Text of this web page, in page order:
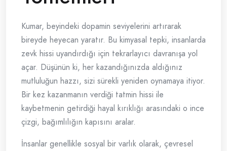
Kumar, beyindeki dopamin seviyelerini artırarak
bireyde heyecan yaratır. Bu kimyasal tepki, insanlarda
zevk hissi uyandırdığı için tekrarlayıcı davranışa yol
açar. Düşünün ki, her kazandığınızda aldığınız
mutluluğun hazzı, sizi sürekli yeniden oynamaya itiyor.
Bir kez kazanmanın verdiği tatmin hissi ile
kaybetmenin getirdiği hayal kırıklığı arasındaki o ince
çizgi, bağımlılığın kapısını aralar.
İnsanlar genellikle sosyal bir varlık olarak, çevresel